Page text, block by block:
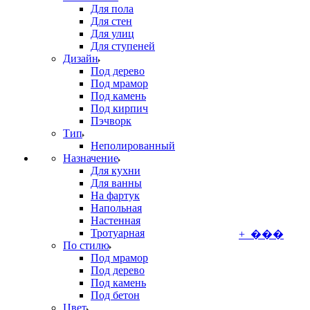
Для пола
Для стен
Для улиц
Для ступеней
Дизайн
Под дерево
Под мрамор
Под камень
Под кирпич
Пэчворк
Тип
Неполированный
Назначение
Для кухни
Для ванны
На фартук
Напольная
Настенная
Тротуарная
По стилю
Под мрамор
Под дерево
Под камень
Под бетон
+ ���